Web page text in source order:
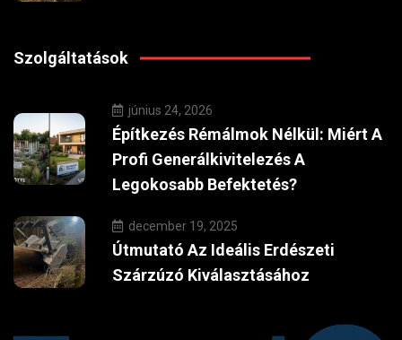
Szolgáltatások
június 24, 2026
Építkezés Rémálmok Nélkül: Miért A
Profi Generálkivitelezés A
Legokosabb Befektetés?
december 19, 2025
Útmutató Az Ideális Erdészeti
Szárzúzó Kiválasztásához